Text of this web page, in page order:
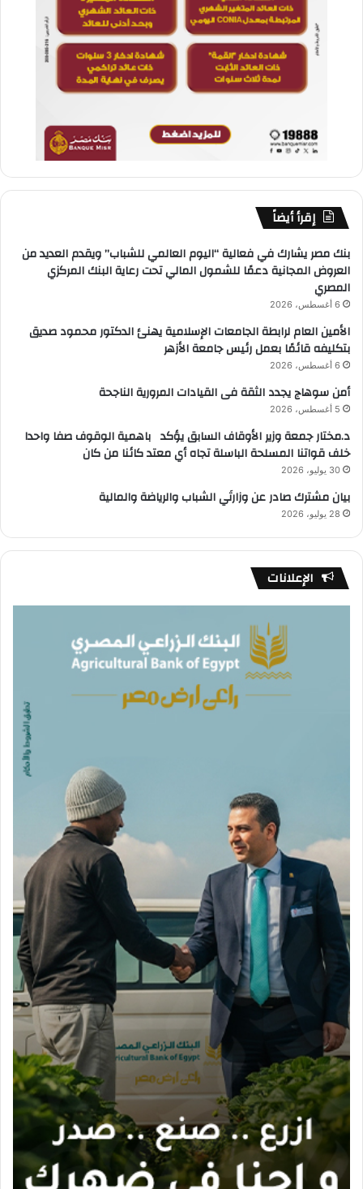
إقرأ أيضاً
بنك مصر يشارك في فعالية “اليوم العالمي للشباب” ويقدم العديد من
العروض المجانية دعمًا للشمول المالي تحت رعاية البنك المركزي
المصري
6 أغسطس، 2026
الأمين العام لرابطة الجامعات الإسلامية يهنئ الدكتور محمود صديق
بتكليفه قائمًا بعمل رئيس جامعة الأزهر
6 أغسطس، 2026
أمن سوهاج يجدد الثقة فى القيادات المرورية الناجحة
5 أغسطس، 2026
د.مختار جمعة وزير الأوقاف السابق يؤكد باهمية الوقوف صفا واحدا
خلف قواتنا المسلحة الباسلة تجاه أي معتد كائنا من كان
30 يوليو، 2026
بيان مشترك صادر عن وزارتَي الشباب والرياضة والمالية
28 يوليو، 2026
الإعلانات